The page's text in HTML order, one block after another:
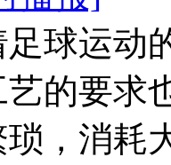
足球运动
艺的要求
琐，消耗